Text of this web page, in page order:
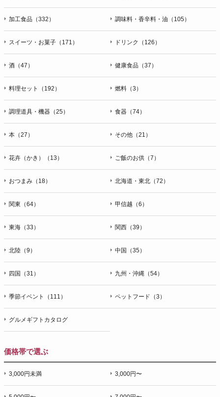
加工食品（332） 調味料・香辛料・油（105）
スイーツ・お菓子（171） ドリンク（126）
酒（47） 健康食品（37）
料理セット（192） 燃料（3）
調理道具・機器（25） 食器（74）
本（27） その他（21）
花卉（かき）（13） ご飯のお供（7）
おつまみ（18） 北海道・東北（72）
関東（64） 甲信越（6）
東海（33） 関西（39）
北陸（9） 中国（35）
四国（31） 九州・沖縄（54）
季節イベント（111） ペットフード（3）
グルメギフトカタログ
価格帯で選ぶ
3,000円未満 3,000円〜